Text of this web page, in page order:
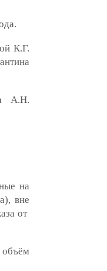
К.Г.
А.Н.
на
вне
от
объём